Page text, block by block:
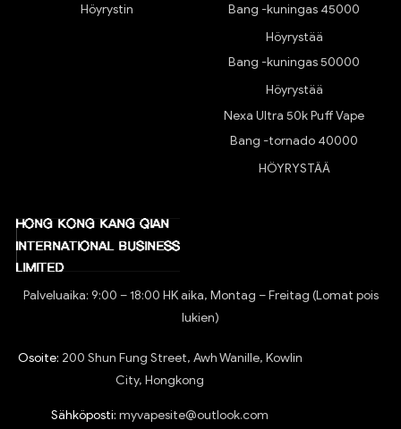
Höyrystin
Bang -kuningas 45000
Höyrystää
Bang -kuningas 50000
Höyrystää
Nexa Ultra 50k Puff Vape
Bang -tornado 40000
HÖYRYSTÄÄ
Palveluaika: 9:00 – 18:00 HK aika, Montag – Freitag (Lomat pois
lukien)
Osoite: 200 Shun Fung Street, Awh Wanille, Kowlin
City, Hongkong
Sähköposti: myvapesite@outlook.com